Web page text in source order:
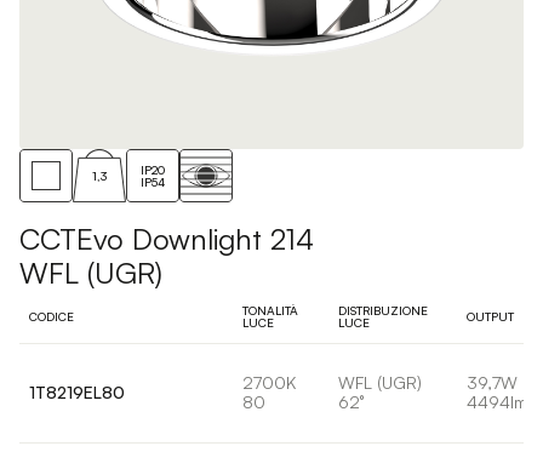
1,3
IP20
IP54
CCTEvo Downlight 214
WFL (UGR)
CODICE
TONALITÀ
LUCE
DISTRIBUZIONE
LUCE
OUTPUT
1T8219EL80
2700K
80
WFL (UGR)
62°
39,7W
4494lm